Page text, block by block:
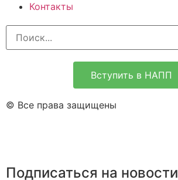
Контакты
Вступить в НАПП
© Все права защищены
Подписаться на новости